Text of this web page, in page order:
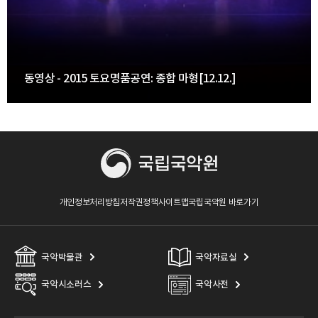
동영상 - 2015 토요명품공연: 종합 마형[12.12.]
개인정보처리방침저작권정책사이트맵국립국악원 바로가기
국악박물관 국악자료실
국악시소러스 국악사전